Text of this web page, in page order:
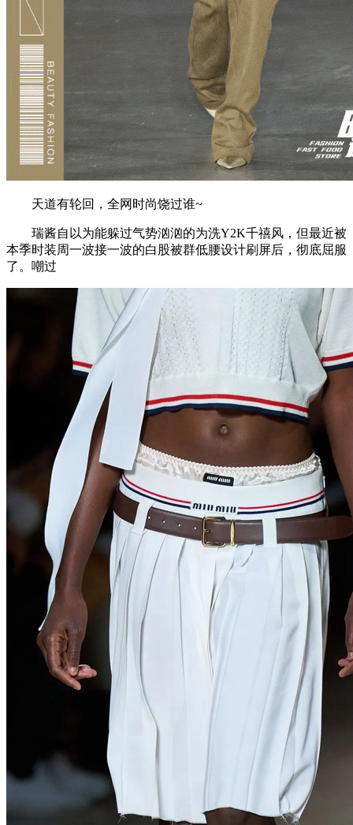
天道有轮回，全网时尚饶过谁~
瑞酱自以为能躲过气势汹汹的为洗Y2K千禧风，但最近被
本季时装周一波接一波的白股被群低腰设计刷屏后，彻底屈服
了。嘲过